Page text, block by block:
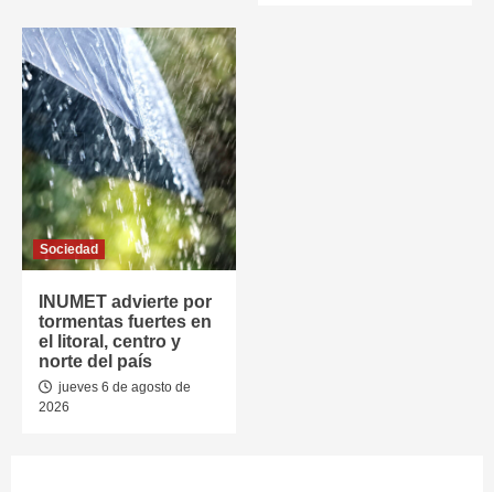
Sociedad
INUMET advierte por
tormentas fuertes en
el litoral, centro y
norte del país
jueves 6 de agosto de
2026